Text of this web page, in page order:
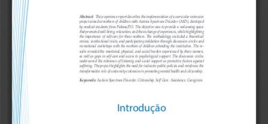
Abstract:
  This experience report describes the implementation of a curricular extension
project aimed at mothers of children with Autism Spectrum Disorder (ASD), developed
by medical students from Palmas/TO. The objective was to provide a welcoming space
that promoted well-being, relaxation, and the exchange of experiences, while highlighting
the  importance  of  self-care  for  these  mothers.  The  methodology  included  a  theoretical
review, institutional visits, and participatory validation through discussion circles and
recreational  workshops  with  the  mothers  of  children  attending  the  institution.  The  re-
sults  revealed  the  emotional,  physical,  and  social  burden  experienced  by  these  women,
as  well  as  gaps  in  self-care  and  access  to  psychological  support.  The  discussion  circles
underscored  the  relevance  of  listening  and  social  support  as  protective  factors  against
suffering. The project highlights the need for inclusive public policies and reinforces the
transformative role of university extension in promoting mental health and citizenship.
Keywords: Autism Spectrum Disorder. Citizenship. Self Care. Assistance. Caregivers.
Introdução